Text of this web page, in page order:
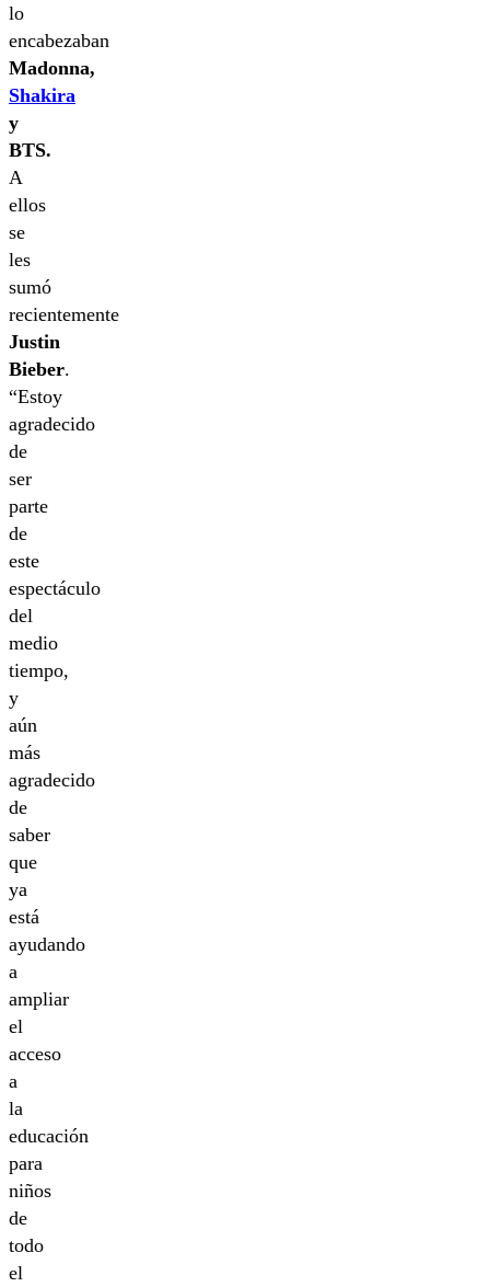
lo
encabezaban
Madonna,
Shakira
y
BTS.
A
ellos
se
les
sumó
recientemente
Justin
Bieber.
“Estoy
agradecido
de
ser
parte
de
este
espectáculo
del
medio
tiempo,
y
aún
más
agradecido
de
saber
que
ya
está
ayudando
a
ampliar
el
acceso
a
la
educación
para
niños
de
todo
el